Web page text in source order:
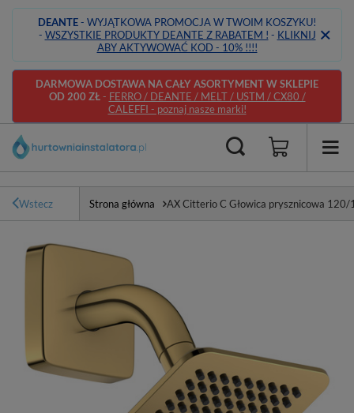
DEANTE- WYJĄTKOWA PROMOCJA W TWOIM KOSZYKU!
- WSZYSTKIE PRODUKTY DEANTE Z RABATEM ! - KLIKNIJ
ABY AKTYWOWAĆ KOD - 10% !!!!
DARMOWA DOSTAWA NA CAŁY ASORTYMENT W SKLEPIE
OD 200 ZŁ- FERRO / DEANTE / MELT / USTM / CX80 /
CALEFFI - poznaj nasze marki!
Wstecz Strona główna AX Citterio C Głowica prysznicowa